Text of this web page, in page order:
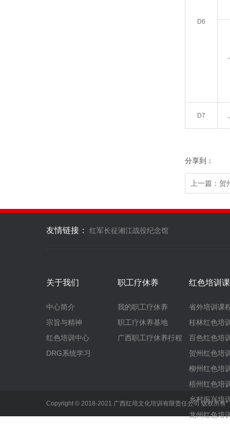
D6
D7
分享到：
上一篇： 贺
友情链接： 红军长征湘江战役纪念馆
关于我们
中心简介
宗旨与精神
红色培训中心
DRG系统学习
职工疗休养
我的职工疗休养
职工疗休养基地
广西职工疗休养行程
红色培训
省外培训课
桂林红色培
百色红色培
贺州红色培
柳州红色培
梧州红色培
乡村振兴培
龙州红色培
Copyright © 2018-2021 广西红培文化培训有限责任公司 版权所